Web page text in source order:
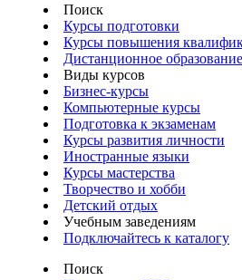
Поиск
Курсы подготовки
Курсы повышения
Дистанционное образование
Виды курсов
Бизнес-курсы
Компьютерные курсы
Подготовка к экзаменам
Курсы развития личности
Иностранные языки
Курсы мастерства
Творчество и хобби
Детский отдых
Учебным заведениям
Подключайтесь к каталогу
Поиск